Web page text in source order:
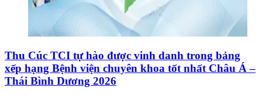
Thu Cúc TCI tự hào được vinh danh trong bảng
xếp hạng Bệnh viện chuyên khoa tốt nhất Châu Á –
Thái Bình Dương 2026